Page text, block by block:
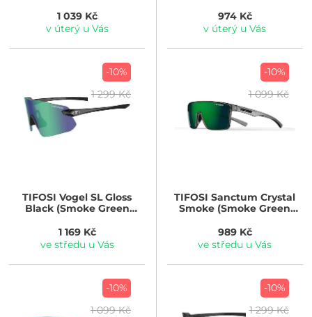
1 039 Kč
v úterý u Vás
974 Kč
v úterý u Vás
-10%
1 299 Kč
TIFOSI Vogel SL Gloss
Black (Smoke Green
1 169 Kč
ve středu u Vás
-10%
1 099 Kč
TIFOSI Sanctum Crystal
Smoke (Smoke Green
989 Kč
ve středu u Vás
-10%
1 099 Kč
-10%
1 299 Kč